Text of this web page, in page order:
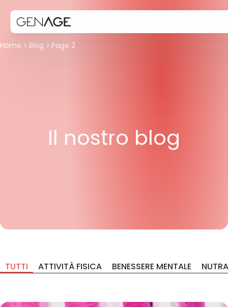
Home Blog Page 2
Il nostro blog
TUTTI ATTIVITÀ FISICA BENESSERE MENTALE